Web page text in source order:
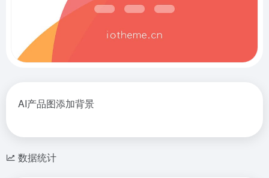
AI产品图添加背景
数据统计